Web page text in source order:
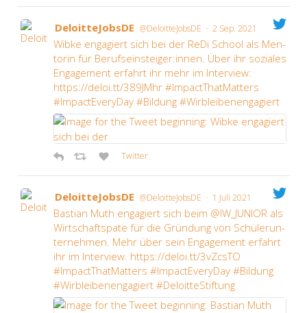
Deloit­te­Jobs­DE @DeloitteJobsDE · 2 Sep. 2021
Wib­ke enga­giert sich bei der ReDi School als Men­
to­rin für Berufseinsteiger:innen. Über ihr sozia­les
Enga­ge­ment erfahrt ihr mehr im Inter­view:
https://deloi.tt/389JMhr #Impac­tT­hat­Mat­ters
#Impac­tE­ver­y­Day #Bil­dung #Wirb­lei­ben­en­ga­giert
Twit­ter
Deloit­te­Jobs­DE @DeloitteJobsDE · 1 Juli 2021
Bas­ti­an Muth enga­giert sich beim @IW_JUNIOR als
Wirt­schafts­pa­te für die Grün­dung von Schü­ler­un­
ter­neh­men. Mehr über sein Enga­ge­ment erfahrt
ihr im Inter­view. https://deloi.tt/3vZcsTO
#Impac­tT­hat­Mat­ters #Impac­tE­ver­y­Day #Bil­dung
#Wirb­lei­ben­en­ga­giert #Deloit­te­Stif­tung